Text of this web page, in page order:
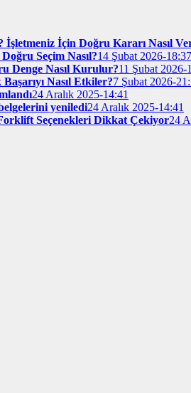
İşletmeniz İçin Doğru Kararı Nasıl
Seçim Nasıl?14 Şubat 2026-18:37
Denge Nasıl Kurulur?11 Şubat 2026-
Nasıl Etkiler?7 Şubat 2026-
24 Aralık 2025-14:41
yeniledi24 Aralık 2025-14:41
Seçenekleri Dikkat Çekiyor24